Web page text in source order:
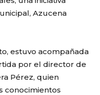
Azucena
estuvo acompañada
por el director de
Pérez, quien
conocimientos